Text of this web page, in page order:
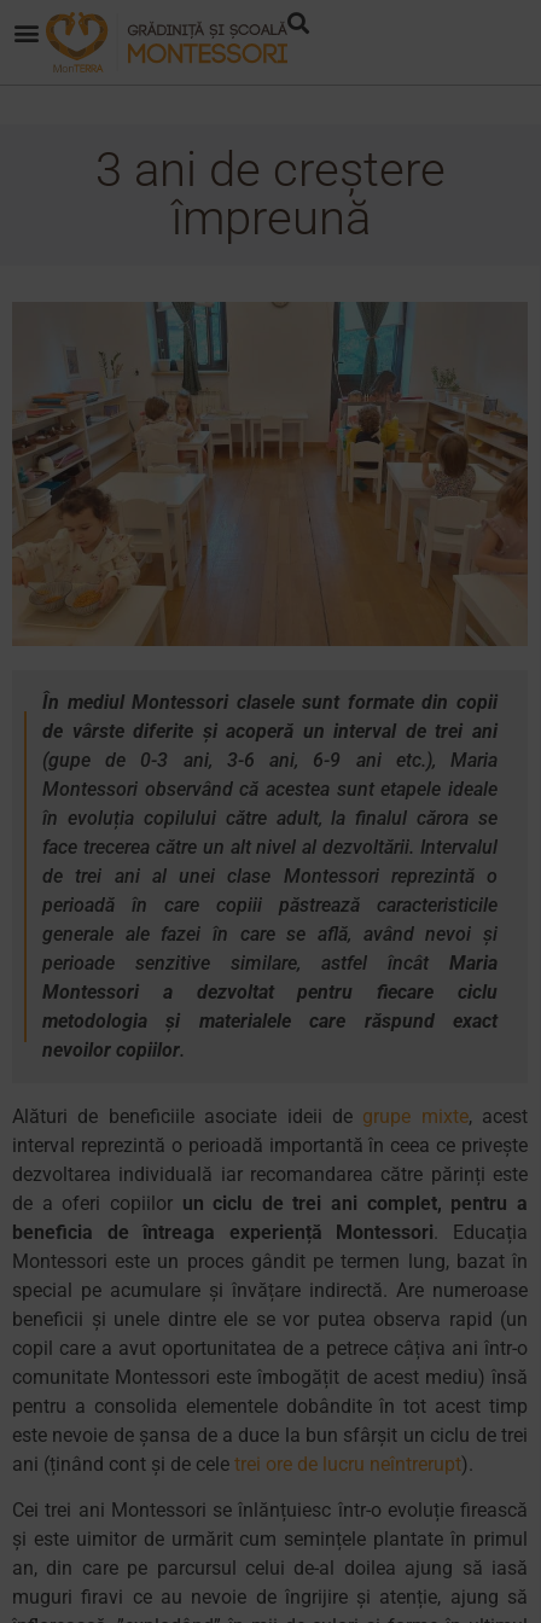
3 ani de creștere
împreună
În mediul Montessori clasele sunt formate din copii
de vârste diferite și acoperă un interval de trei ani
(gupe de 0-3 ani, 3-6 ani, 6-9 ani etc.), Maria
Montessori observând că acestea sunt etapele ideale
în evoluția copilului către adult, la finalul cărora se
face trecerea către un alt nivel al dezvoltării. Intervalul
de trei ani al unei clase Montessori reprezintă o
perioadă în care copiii păstrează caracteristicile
generale ale fazei în care se află, având nevoi și
perioade senzitive similare, astfel încât Maria
Montessori a dezvoltat pentru fiecare ciclu
metodologia și materialele care răspund exact
nevoilor copiilor.
Alături de beneficiile asociate ideii de grupe mixte, acest
interval reprezintă o perioadă importantă în ceea ce privește
dezvoltarea individuală iar recomandarea către părinți este
de a oferi copiilor un ciclu de trei ani complet, pentru a
beneficia de întreaga experiență Montessori. Educația
Montessori este un proces gândit pe termen lung, bazat în
special pe acumulare și învățare indirectă. Are numeroase
beneficii și unele dintre ele se vor putea observa rapid (un
copil care a avut oportunitatea de a petrece câțiva ani într-o
comunitate Montessori este îmbogățit de acest mediu) însă
pentru a consolida elementele dobândite în tot acest timp
este nevoie de șansa de a duce la bun sfârșit un ciclu de trei
ani (ținând cont și de cele trei ore de lucru neîntrerupt).
Cei trei ani Montessori se înlănțuiesc într-o evoluție firească
și este uimitor de urmărit cum semințele plantate în primul
an, din care pe parcursul celui de-al doilea ajung să iasă
muguri firavi ce au nevoie de îngrijire și atenție, ajung să